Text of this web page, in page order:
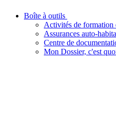
Boîte à outils
Activités de formation
Assurances auto-
Centre de
Mon Dossier, c'est